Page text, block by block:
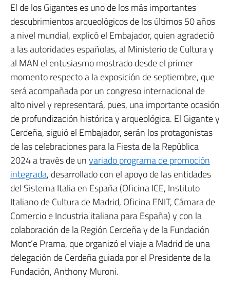
El de los Gigantes es uno de los más importantes
descubrimientos arqueológicos de los últimos 50 años
a nivel mundial, explicó el Embajador, quien agradeció
a las autoridades españolas, al Ministerio de Cultura y
al MAN el entusiasmo mostrado desde el primer
momento respecto a la exposición de septiembre, que
será acompañada por un congreso internacional de
alto nivel y representará, pues, una importante ocasión
de profundización histórica y arqueológica. El Gigante y
Cerdeña, siguió el Embajador, serán los protagonistas
de las celebraciones para la Fiesta de la República
2024 a través de unvariado programa de promoción
integrada, desarrollado con el apoyo de las entidades
del Sistema Italia en España (Oficina ICE, Instituto
Italiano de Cultura de Madrid, Oficina ENIT, Cámara de
Comercio e Industria italiana para España) y con la
colaboración de la Región Cerdeña y de la Fundación
Mont’e Prama, que organizó el viaje a Madrid de una
delegación de Cerdeña guiada por el Presidente de la
Fundación, Anthony Muroni.